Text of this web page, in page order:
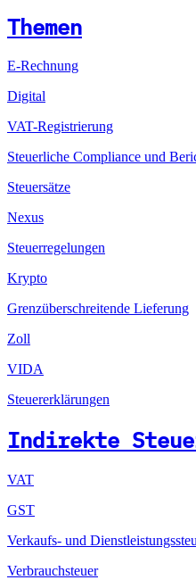
Themen
E-Rechnung
Digital
VAT-Registrierung
Steuerliche Compliance und
Steuersätze
Nexus
Steuerregelungen
Krypto
Grenzüberschreitende Lieferung
Zoll
VIDA
Steuererklärungen
Indirekte
VAT
GST
Verkaufs- und
Verbrauchsteuer